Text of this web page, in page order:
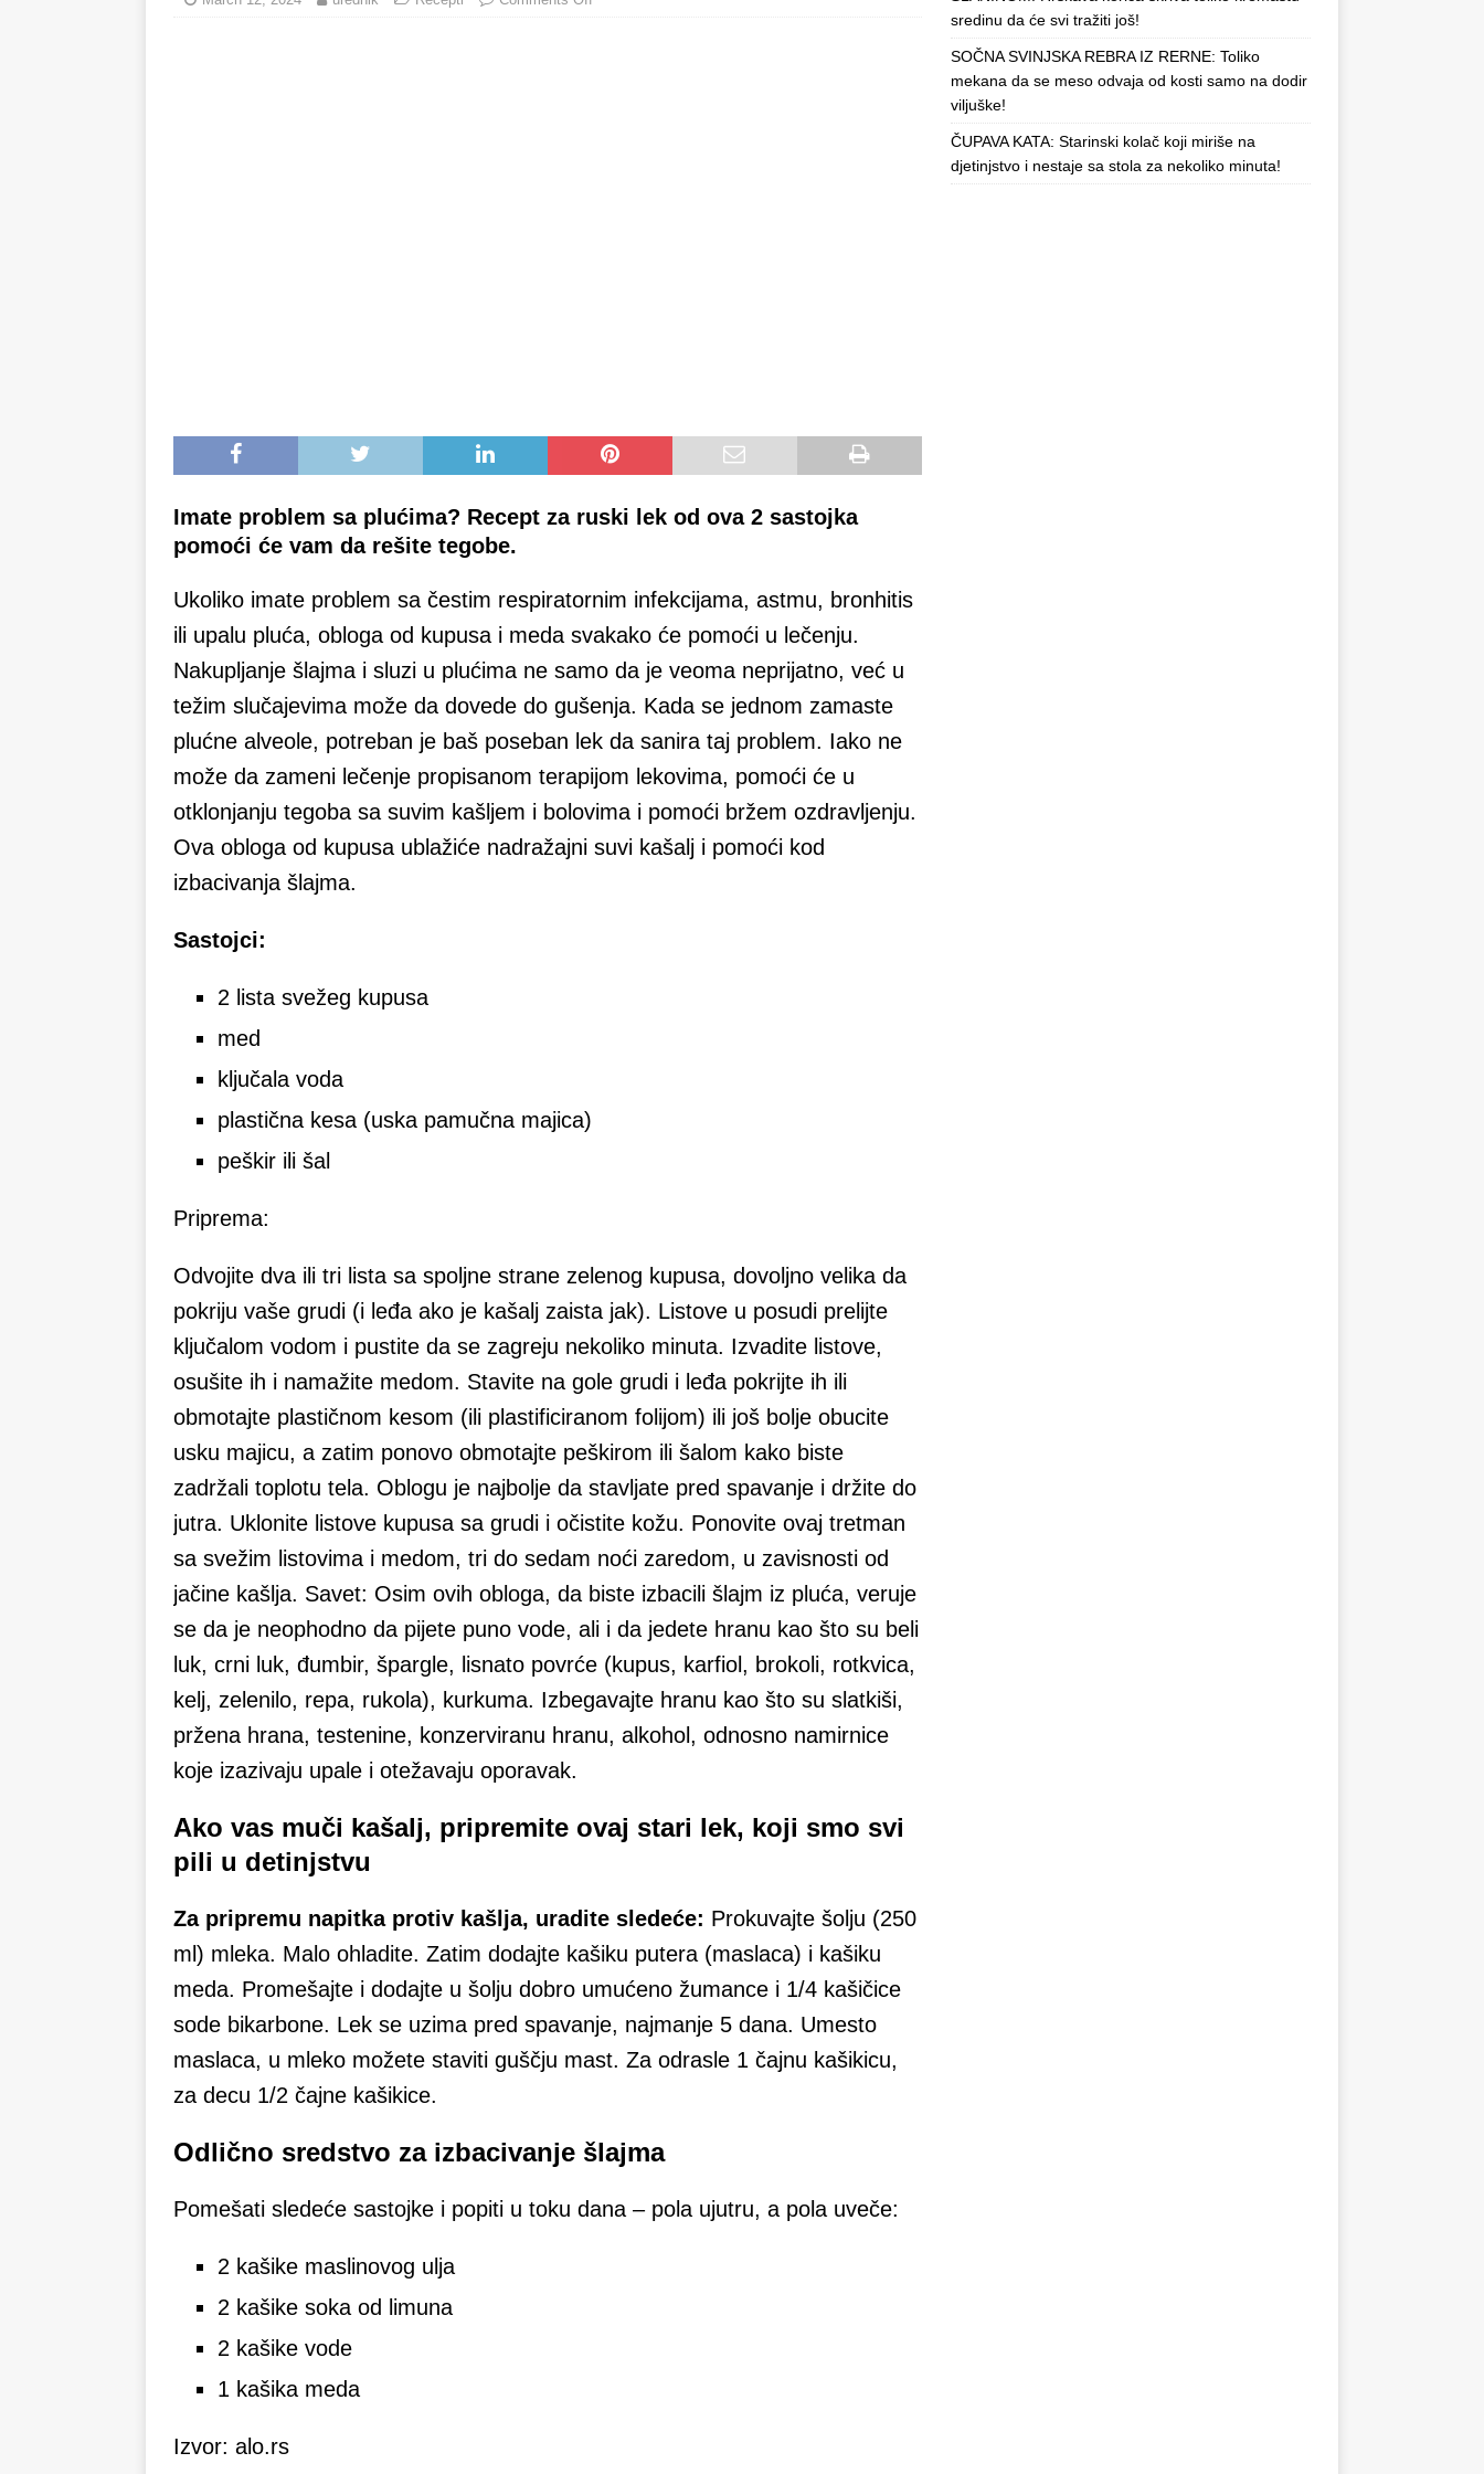
Imate problem sa plućima? Recept za ruski lek od ova 2 sastojka
pomoći će vam da rešite tegobe.
Ukoliko imate problem sa čestim respiratornim infekcijama, astmu, bronhitis
ili upalu pluća, obloga od kupusa i meda svakako će pomoći u lečenju.
Nakupljanje šlajma i sluzi u plućima ne samo da je veoma neprijatno, već u
težim slučajevima može da dovede do gušenja. Kada se jednom zamaste
plućne alveole, potreban je baš poseban lek da sanira taj problem. Iako ne
može da zameni lečenje propisanom terapijom lekovima, pomoći će u
otklonjanju tegoba sa suvim kašljem i bolovima i pomoći bržem ozdravljenju.
Ova obloga od kupusa ublažiće nadražajni suvi kašalj i pomoći kod
izbacivanja šlajma.
Sastojci:
2 lista svežeg kupusa
med
ključala voda
plastična kesa (uska pamučna majica)
peškir ili šal
Priprema:
Odvojite dva ili tri lista sa spoljne strane zelenog kupusa, dovoljno velika da
pokriju vaše grudi (i leđa ako je kašalj zaista jak). Listove u posudi prelijte
ključalom vodom i pustite da se zagreju nekoliko minuta. Izvadite listove,
osušite ih i namažite medom. Stavite na gole grudi i leđa pokrijte ih ili
obmotajte plastičnom kesom (ili plastificiranom folijom) ili još bolje obucite
usku majicu, a zatim ponovo obmotajte peškirom ili šalom kako biste
zadržali toplotu tela. Oblogu je najbolje da stavljate pred spavanje i držite do
jutra. Uklonite listove kupusa sa grudi i očistite kožu. Ponovite ovaj tretman
sa svežim listovima i medom, tri do sedam noći zaredom, u zavisnosti od
jačine kašlja. Savet: Osim ovih obloga, da biste izbacili šlajm iz pluća, veruje
se da je neophodno da pijete puno vode, ali i da jedete hranu kao što su beli
luk, crni luk, đumbir, špargle, lisnato povrće (kupus, karfiol, brokoli, rotkvica,
kelj, zelenilo, repa, rukola), kurkuma. Izbegavajte hranu kao što su slatkiši,
pržena hrana, testenine, konzerviranu hranu, alkohol, odnosno namirnice
koje izazivaju upale i otežavaju oporavak.
Ako vas muči kašalj, pripremite ovaj stari lek, koji smo svi
pili u detinjstvu
Za pripremu napitka protiv kašlja, uradite sledeće: Prokuvajte šolju (250
ml) mleka. Malo ohladite. Zatim dodajte kašiku putera (maslaca) i kašiku
meda. Promešajte i dodajte u šolju dobro umućeno žumance i 1/4 kašičice
sode bikarbone. Lek se uzima pred spavanje, najmanje 5 dana. Umesto
maslaca, u mleko možete staviti guščju mast. Za odrasle 1 čajnu kašikicu,
za decu 1/2 čajne kašikice.
Odlično sredstvo za izbacivanje šlajma
Pomešati sledeće sastojke i popiti u toku dana – pola ujutru, a pola uveče:
2 kašike maslinovog ulja
2 kašike soka od limuna
2 kašike vode
1 kašika meda
Izvor: alo.rs
sredinu da će svi tražiti još!
SOČNA SVINJSKA REBRA IZ RERNE: Toliko
mekana da se meso odvaja od kosti samo na dodir
viljuške!
ČUPAVA KATA: Starinski kolač koji miriše na
djetinjstvo i nestaje sa stola za nekoliko minuta!